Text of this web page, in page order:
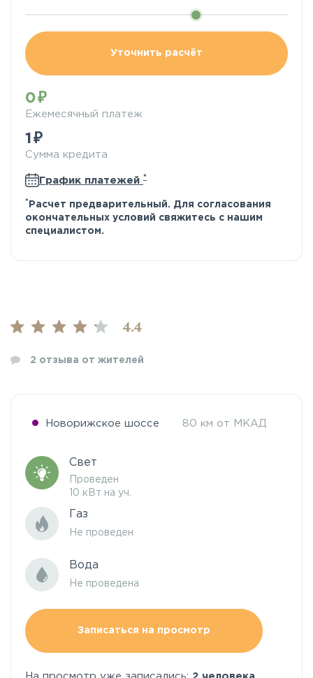
4.4
2 отзыва от жителей
Уточнить расчёт
0
Ежемесячный платеж
1
Сумма кредита
График платежей *
* Расчет предварительный. Для согласования
окончательных условий свяжитесь с нашим
специалистом.
Новорижское шоссе 80 км от МКАД
Свет
Проведен
10 кВт на уч.
Газ
Не проведен
Вода
Не проведена
Записаться на просмотр
На просмотр уже записались: 2 человека